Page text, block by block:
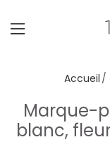
Accueil
Marque-
blanc,